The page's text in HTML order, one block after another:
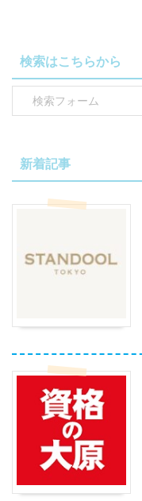
検索はこちらから
新着記事